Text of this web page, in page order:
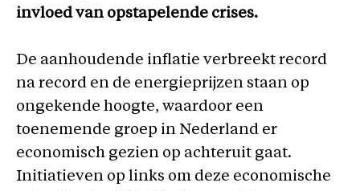
invloed van opstapelende crises.
De aanhoudende inflatie verbreekt record
na record en de energieprijzen staan op
ongekende hoogte, waardoor een
toenemende groep in Nederland er
economisch gezien op achteruit gaat.
Initiatieven op links om deze economische